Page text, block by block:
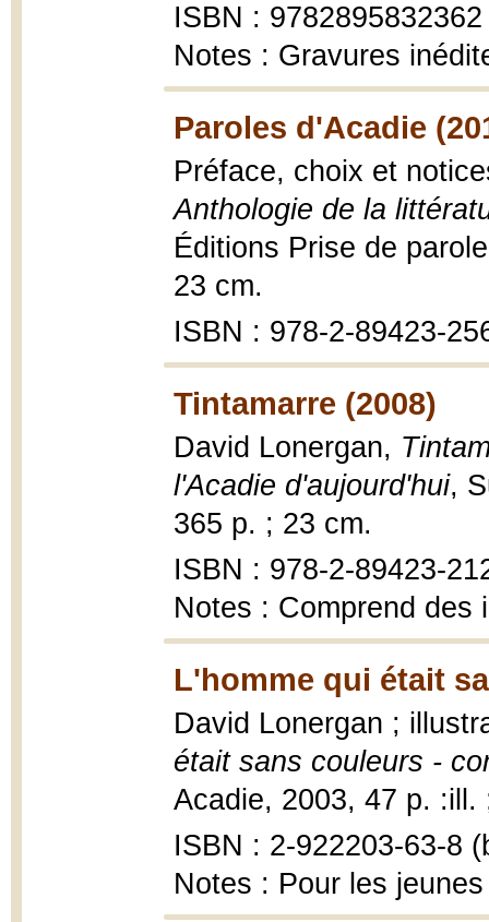
ISBN : 9782895832362
Notes : Gravures
Paroles d'Acadie
Préface, choix et
Anthologie de la
Éditions Prise de
23 cm.
ISBN : 978-2-89423-
Tintamarre (2008)
David Lonergan,
l'Acadie d'aujourd'hui,
365 p. ; 23 cm.
ISBN : 978-2-89423-
Notes : Comprend des
L'homme qui était
David Lonergan ;
était sans couleurs -
Acadie, 2003, 47 p. :ill.
ISBN : 2-922203-63-8
Notes : Pour les jeunes